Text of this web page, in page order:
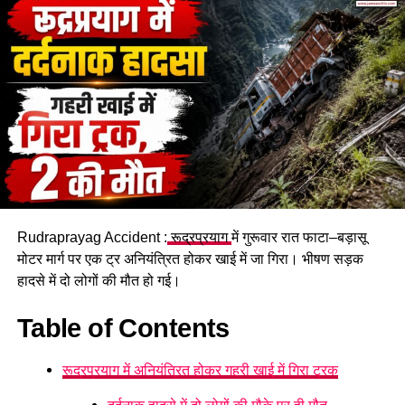
हादसे में कार सवार सात लोग घायल
हादसे में गंभीर रूप से घायल चालक और एक पर्यटक को प्राथमिक उपचार
अस्पताल रेफर किया गया है, जबकि अन्य घायलों का उपचार जारी है।
नैनीताल घूमने के लिए आए थे सभी पर्यटक
Rudraprayag Accident : रूद्रप्रयागमें गुरूवार रात फाटा–बड़ासू
मोटर मार्ग पर एक ट्र अनियंत्रित होकर खाई में जा गिरा। भीषण सड़क
हादसे में दो लोगों की मौत हो गई।
Table of Contents
रूद्रप्रयाग में अनियंत्रित होकर गहरी खाई में गिरा ट्रक